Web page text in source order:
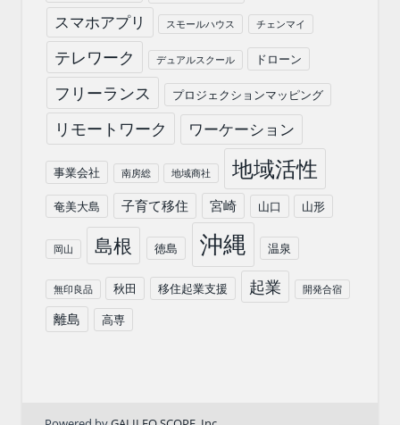
スマホアプリ スモールハウス チェンマイ
テレワーク デュアルスクール ドローン
フリーランス プロジェクションマッピング
リモートワーク ワーケーション
事業会社 南房総 地域商社 地域活性
奄美大島 子育て移住 宮崎 山口 山形
岡山 島根 徳島 沖縄 温泉
無印良品 秋田 移住起業支援 起業 開発合宿
離島 高専